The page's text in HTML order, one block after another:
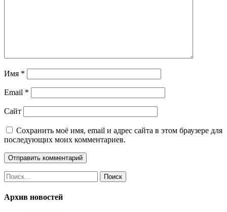
Имя *
Email *
Сайт
Сохранить моё имя, email и адрес сайта в этом браузере для
последующих моих комментариев.
Найти:
Архив новостей